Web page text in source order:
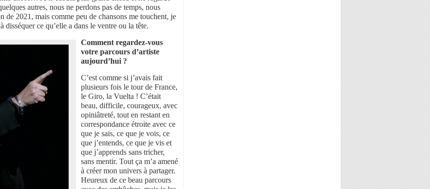
autres, nous ne perdons pas de temps, nous
de 2021, mais comme peu de chansons me touchent, je
ce qu’elle a dans le ventre ou la tête.
Comment regardez-vous
votre parcours d’artiste
aujourd’hui ?
C’est comme si j’avais fait
plusieurs fois le tour de France,
le Giro, la Vuelta ! C’était
beau, difficile, courageux, avec
opiniâtreté, tout en restant en
correspondance étroite avec ce
que je sais, ce que je vois, ce
que j’entends, ce que je vis et
que j’apprends sans tricher,
sans mentir. Tout ça m’a amené
à créer mon univers à partager.
Heureux de ce beau parcours